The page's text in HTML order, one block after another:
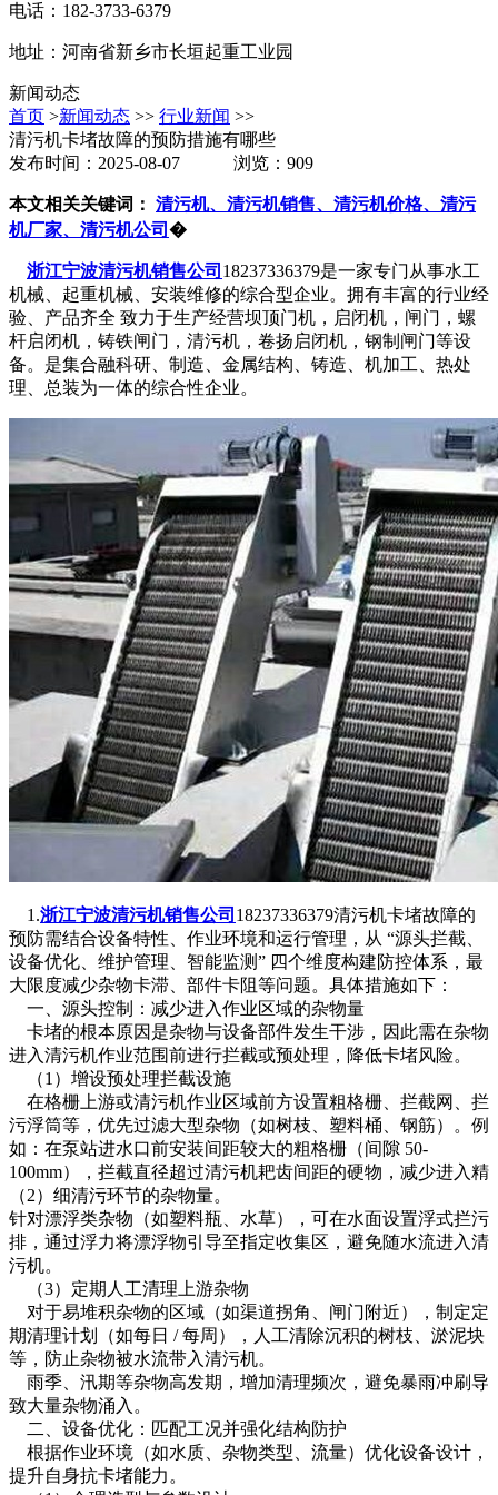
电话：182-3733-6379
地址：河南省新乡市长垣起重工业园
新闻动态
首页 >新闻动态 >> 行业新闻 >>
清污机卡堵故障的预防措施有哪些
发布时间：2025-08-07 浏览：909
本文相关关键词： 清污机、清污机销售、清污机价格、清污
机厂家、清污机公司 �
浙江宁波清污机销售公司 18237336379是一家专门从事水工
机械、起重机械、安装维修的综合型企业。拥有丰富的行业经
验、产品齐全 致力于生产经营坝顶门机，启闭机，闸门，螺
杆启闭机，铸铁闸门，清污机，卷扬启闭机，钢制闸门等设
备。是集合融科研、制造、金属结构、铸造、机加工、热处
理、总装为一体的综合性企业。
1.浙江宁波清污机销售公司 18237336379清污机卡堵故障的
预防需结合设备特性、作业环境和运行管理，从 “源头拦截、
设备优化、维护管理、智能监测” 四个维度构建防控体系，最
大限度减少杂物卡滞、部件卡阻等问题。具体措施如下：
一、源头控制：减少进入作业区域的杂物量
卡堵的根本原因是杂物与设备部件发生干涉，因此需在杂物
进入清污机作业范围前进行拦截或预处理，降低卡堵风险。
（1）增设预处理拦截设施
在格栅上游或清污机作业区域前方设置粗格栅、拦截网、拦
污浮筒等，优先过滤大型杂物（如树枝、塑料桶、钢筋）。例
如：在泵站进水口前安装间距较大的粗格栅（间隙 50-
100mm），拦截直径超过清污机耙齿间距的硬物，减少进入精
（2）细清污环节的杂物量。
针对漂浮类杂物（如塑料瓶、水草），可在水面设置浮式拦污
排，通过浮力将漂浮物引导至指定收集区，避免随水流进入清
污机。
（3）定期人工清理上游杂物
对于易堆积杂物的区域（如渠道拐角、闸门附近），制定定
期清理计划（如每日 / 每周），人工清除沉积的树枝、淤泥块
等，防止杂物被水流带入清污机。
雨季、汛期等杂物高发期，增加清理频次，避免暴雨冲刷导
致大量杂物涌入。
二、设备优化：匹配工况并强化结构防护
根据作业环境（如水质、杂物类型、流量）优化设备设计，
提升自身抗卡堵能力。